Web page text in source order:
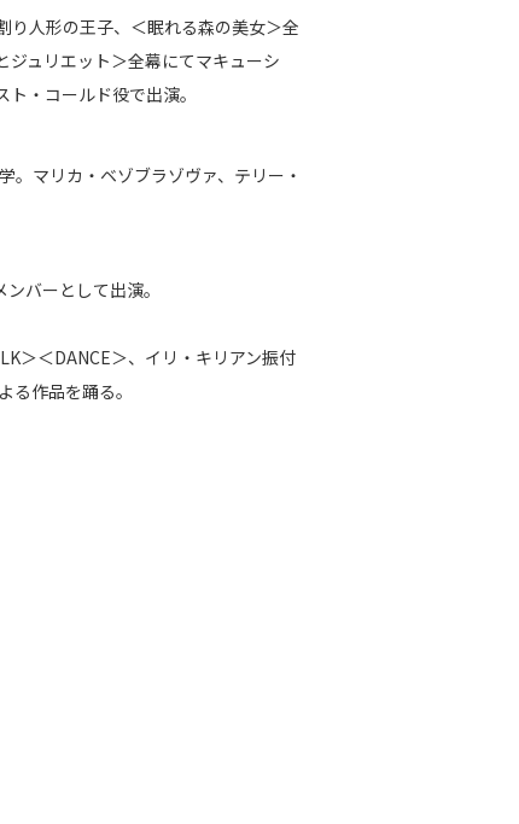
り人形の王子、＜眠れる森の美女＞全
ュリエット＞全幕にてマキューシ
・コールド役で出演。
マリカ・ベゾブラゾヴァ、テリー・
バーとして出演。
＞＜DANCE＞、イリ・キリアン振付
作品を踊る。